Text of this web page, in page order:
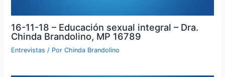
16-11-18 – Educación sexual integral – Dra.
Chinda Brandolino, MP 16789
Entrevistas / PorChinda Brandolino